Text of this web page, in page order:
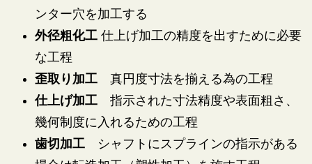
ンター穴を加工する
外径粗化工 仕上げ加工の精度を出すために必要
な工程
歪取り加工 真円度寸法を揃える為の工程
仕上げ加工 指示された寸法精度や表面粗さ、
幾何制度に入れるための工程
歯切加工 シャフトにスプラインの指示がある